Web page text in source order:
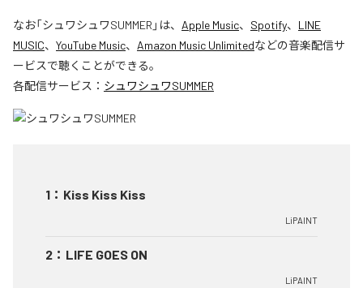
なお「シュワシュワSUMMER 」は、 Apple Music、 Spotify、 LINE
MUSIC、 YouTube Music、 Amazon Music Unlimitedなどの音楽配信サ
ービスで聴くことができる。
各配信サービス： シュワシュワSUMMER
1 ： Kiss Kiss Kiss
LiPAINT
2 ： LIFE GOES ON
LiPAINT